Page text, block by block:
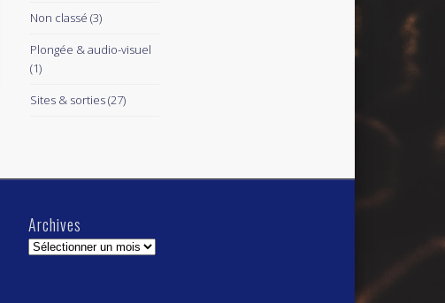
Non classé (3)
Plongée & audio-visuel
(1)
Sites & sorties(27)
Archives
Archives